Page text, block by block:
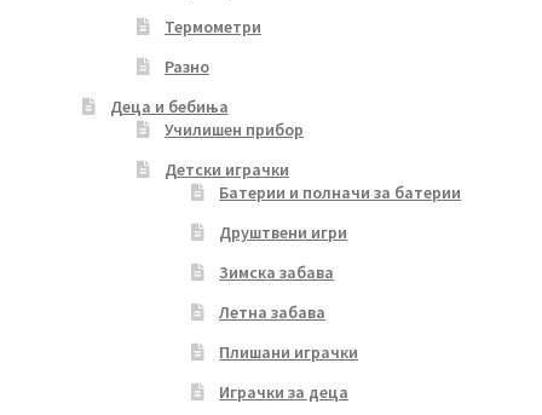
Термометри
Разно
Деца и бебиња
Училишен прибор
Детски играчки
Батерии и полначи за батерии
Друштвени игри
Зимска забава
Летна забава
Плишани играчки
Играчки за деца